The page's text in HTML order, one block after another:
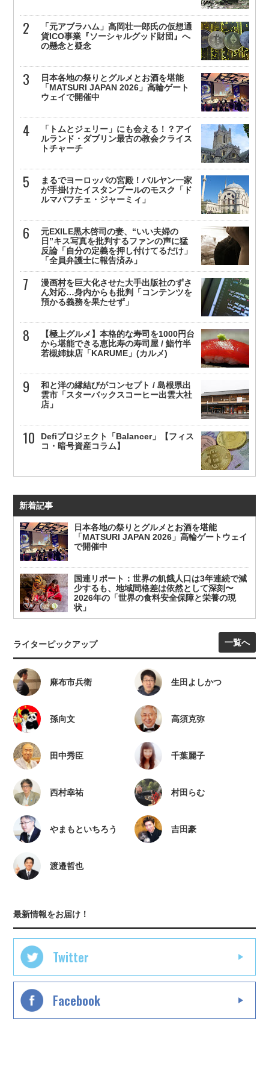
「元アブラハム」高岡壮一郎氏の仮想通
貨ICO事業『ソーシャルグッド財団』へ
の懸念と疑念
日本各地の祭りとグルメとお酒を堪能
「MATSURI JAPAN 2026」高輪ゲート
ウェイで開催中
「トムとジェリー」にも会える！？アイ
ルランド・ダブリン最古の教会クライス
トチャーチ
まるでヨーロッパの宮殿！バルヤン一家
が手掛けたイスタンブールのモスク「ド
ルマバフチェ・ジャーミィ」
元EXILE黒木啓司の妻、“いい夫婦の
日”キス写真を批判するファンの声に猛
反論「自分の定義を押し付けてるだけ」
「全員弁護士に報告済み」
漫画村を巨大化させた大手出版社のずさ
ん対応…身内からも批判「コンテンツを
預かる義務を果たせず」
【極上グルメ】本格的な寿司を1000円台
から堪能できる恵比寿の寿司屋 / 鮨竹半
若槻姉妹店「KARUME」(カルメ)
和と洋の縁結びがコンセプト / 島根県出
雲市「スターバックスコーヒー出雲大社
店」
Defiプロジェクト「Balancer」【フィス
コ・暗号資産コラム】
新着記事
日本各地の祭りとグルメとお酒を堪能
「MATSURI JAPAN 2026」高輪ゲートウェイ
で開催中
国連リポート：世界の飢餓人口は3年連続で減
少するも、地域間格差は依然として深刻〜
2026年の「世界の食料安全保障と栄養の現
状」
ライターピックアップ 一覧へ
麻布市兵衛 生田よしかつ
孫向文 高須克弥
田中秀臣 千葉麗子
西村幸祐 村田らむ
やまもといちろう 吉田豪
渡邉哲也
最新情報をお届け！
Twitter
Facebook